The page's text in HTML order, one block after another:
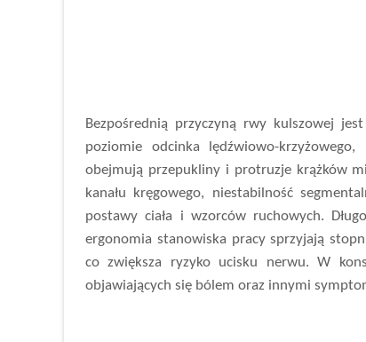
Bezpośrednią przyczyną rwy kulszowej
poziomie odcinka lędźwiowo-
obejmują przepukliny i protruzje krążków
kanału kręgowego, niestabilność
postawy ciała i wzorców ruchowych.
ergonomia stanowiska pracy sprzyjają
co zwiększa ryzyko ucisku nerwu. W
objawiających się bólem oraz innymi